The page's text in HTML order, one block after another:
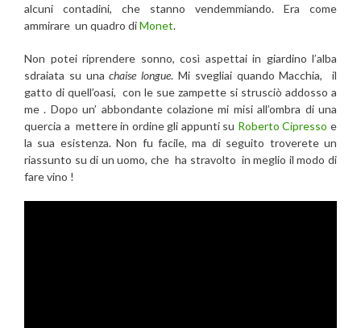
alcuni contadini, che stanno vendemmiando. Era come
ammirare un quadro diMonet.
Non potei riprendere sonno, così aspettai in giardino l’alba
sdraiata su unachaise longue. Mi svegliai quando Macchia, il
gatto di quell’oasi, con le sue zampette si strusciò addosso a
me . Dopo un’ abbondante colazione mi misi all’ombra di una
quercia a mettere in ordine gli appunti su Roberto Cipresso e
la sua esistenza. Non fu facile, ma di seguito troverete un
riassunto su di un uomo, che ha stravolto in meglio il modo di
fare vino !